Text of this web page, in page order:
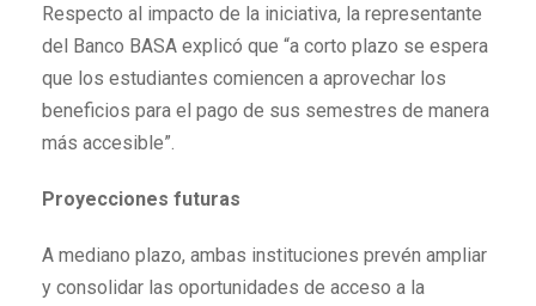
Respecto al impacto de la iniciativa, la representante
del Banco BASA explicó que “a corto plazo se espera
que los estudiantes comiencen a aprovechar los
beneficios para el pago de sus semestres de manera
más accesible”.
Proyecciones futuras
A mediano plazo, ambas instituciones prevén ampliar
y consolidar las oportunidades de acceso a la